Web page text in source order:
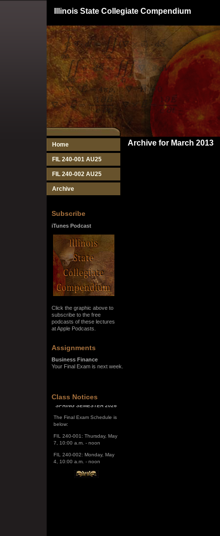
Illinois State Collegiate Compendium
Home
FIL 240-001 AU25
FIL 240-002 AU25
Archive
Subscribe
iTunes Podcast
Click the graphic above to
subscribe to the free
podcasts of these lectures
at Apple Podcasts.
Assignments
Business Finance
Your Final Exam is next week.
Class Notices
SPRING SEMESTER 2026
The Final Exam Schedule is
FIL 240-001: Thursday, May
FIL 240-002: Monday, May
Archive for March 2013